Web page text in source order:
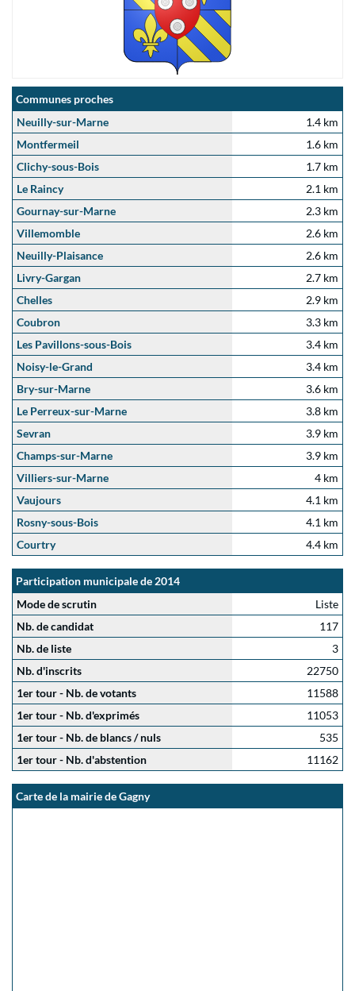
Communes proches
Neuilly-sur-Marne
1.4 km
Montfermeil
1.6 km
Clichy-sous-Bois
1.7 km
Le Raincy
2.1 km
Gournay-sur-Marne
2.3 km
Villemomble
2.6 km
Neuilly-Plaisance
2.6 km
Livry-Gargan
2.7 km
Chelles
2.9 km
Coubron
3.3 km
Les Pavillons-sous-Bois
3.4 km
Noisy-le-Grand
3.4 km
Bry-sur-Marne
3.6 km
Le Perreux-sur-Marne
3.8 km
Sevran
3.9 km
Champs-sur-Marne
3.9 km
Villiers-sur-Marne
4 km
Vaujours
4.1 km
Rosny-sous-Bois
4.1 km
Courtry
4.4 km
Participation municipale de 2014
Mode de scrutin
Liste
Nb. de candidat
117
Nb. de liste
3
Nb. d'inscrits
22750
1er tour - Nb. de votants
11588
1er tour - Nb. d'exprimés
11053
1er tour - Nb. de blancs / nuls
535
1er tour - Nb. d'abstention
11162
Carte de la mairie de Gagny